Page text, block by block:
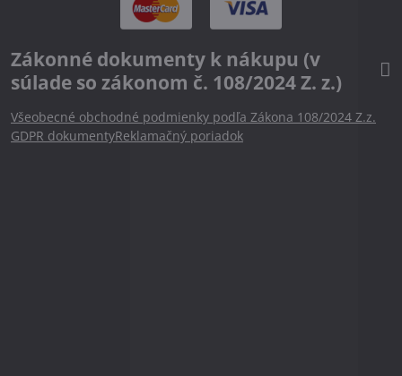
Zákonné dokumenty k nákupu (v
súlade so zákonom č. 108/2024 Z. z.)
Všeobecné obchodné podmienky podľa Zákona 108/2024 Z.z.
GDPR dokumentyReklamačný poriadok